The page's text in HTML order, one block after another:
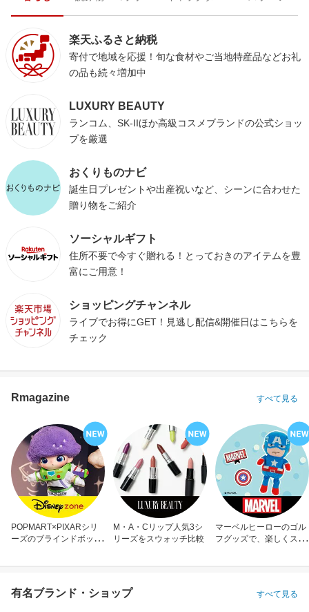
楽天ふるさと納税
寄付で地域を応援！旬な食材やご当地特産品などお礼
の品も続々増加中
LUXURY BEAUTY
ランコム、SK-IIほか高級コスメブランドの公式ショッ
プを厳選
おくりものナビ
誕生日プレゼントや出産祝いなど、シーンに合わせた
贈り物をご紹介
ソーシャルギフト
住所不要で今すぐ贈れる！とっておきのアイテムを豊
富にご用意！
ショッピングチャンネル
ライブでお得にGET！見逃し配信&開催日はこちらを
チェック
Rmagazine すべて見る
POPMART×PIXARシリ
ーズのブラインドボック
M・A・Cリップ人気3シ
リーズをスウォッチ比較
マーベルヒーローのゴル
フグッズで、楽しくスコ
有名ブランド・ショップ すべて見る